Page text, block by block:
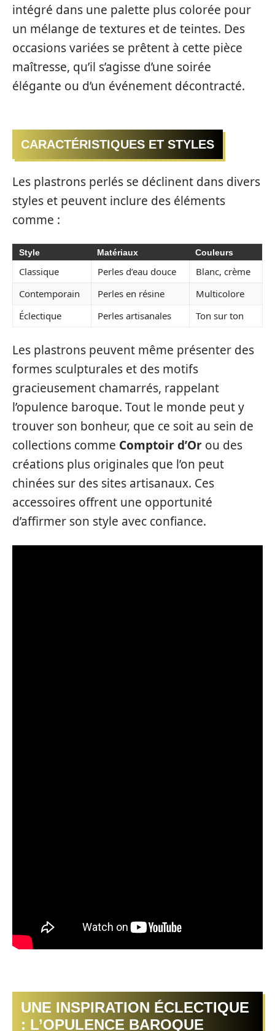
intégré dans une palette plus colorée pour
un mélange de textures et de teintes. Des
occasions variées se prêtent à cette pièce
maîtresse, qu’il s’agisse d’une soirée
élégante ou d’un événement décontracté.
CARACTÉRISTIQUES ET STYLES
Les plastrons perlés se déclinent dans divers
styles et peuvent inclure des éléments
comme :
Style Matériaux Couleurs
Classique Perles d’eau douce
Blanc, crème
Contemporain
Perles en résine
Multicolore
Éclectique
Perles artisanales Ton sur ton
Les plastrons peuvent même présenter des
formes sculpturales et des motifs
gracieusement chamarrés, rappelant
l’opulence baroque. Tout le monde peut y
trouver son bonheur, que ce soit au sein de
collections comme Comptoir d’Or ou des
créations plus originales que l’on peut
chinées sur des sites artisanaux. Ces
accessoires offrent une opportunité
d’affirmer son style avec confiance.
UNE INSPIRATION ÉCLECTIQUE
: L’OPULENCE BAROQUE